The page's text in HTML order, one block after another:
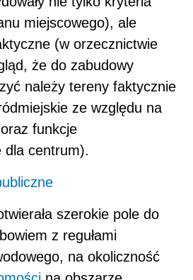
miejscowego), ale
(w orzecznictwie
że do zabudowy
należy tereny faktycznie
ze względu na
funkcje
dla centrum).
szerokie pole do
z regułami
na okoliczność